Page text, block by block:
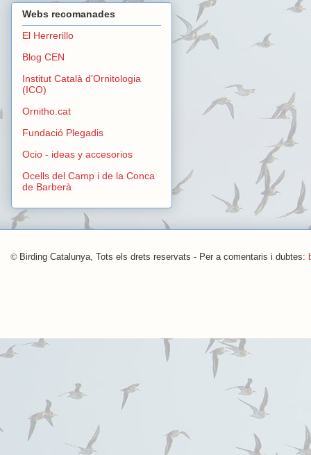
Webs recomanades
El Herrerillo
Blog CEN
Institut Català d'Ornitologia
(ICO)
Ornitho.cat
Fundació Plegadis
Ocio - ideas y accesorios
Ocells del Camp i de la Conca
de Barberà
© Birding Catalunya, Tots els drets reservats - Per a comentaris i dubtes: